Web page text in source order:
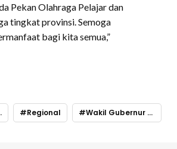
Pekan Olahraga Pelajar dan
tingkat provinsi. Semoga
bagi kita semua,”
Regional Wakil Gubernur Banten